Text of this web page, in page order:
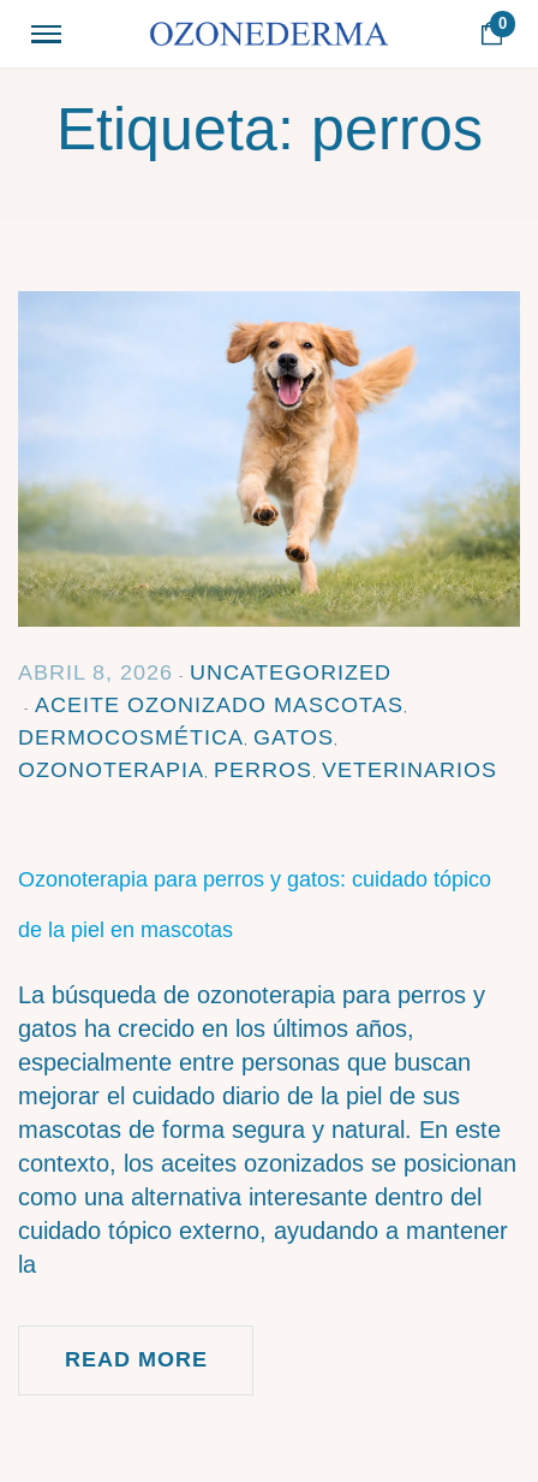
0
Etiqueta: perros
ABRIL 8, 2026
UNCATEGORIZED
ACEITE OZONIZADO MASCOTAS
DERMOCOSMÉTICA GATOS
OZONOTERAPIA PERROS VETERINARIOS
Ozonoterapia para perros y gatos: cuidado tópico
de la piel en mascotas
La búsqueda de ozonoterapia para perros y
gatos ha crecido en los últimos años,
especialmente entre personas que buscan
mejorar el cuidado diario de la piel de sus
mascotas de forma segura y natural. En este
contexto, los aceites ozonizados se posicionan
como una alternativa interesante dentro del
cuidado tópico externo, ayudando a mantener
la
READ MORE